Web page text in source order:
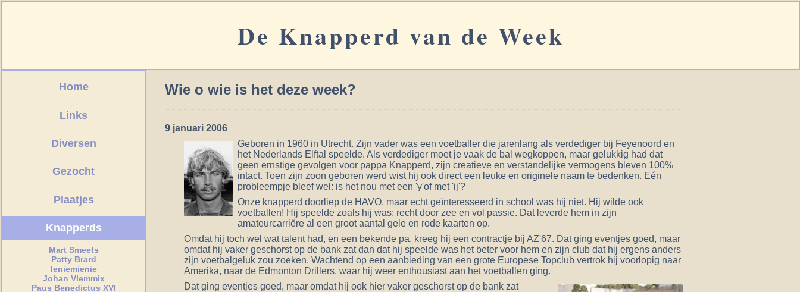
De Knapperd van de Week
Home
Links
Diversen
Gezocht
Plaatjes
Knapperds
Mart Smeets
Patty Brard
Ieniemienie
Johan Vlemmix
Paus Benedictus XVI
Wie o wie is het deze week?
9 januari 2006
Geboren in 1960 in Utrecht. Zijn vader was een voetballer die jarenlang als verdediger bij Feyenoord en
het Nederlands Elftal speelde. Als verdediger moet je vaak de bal wegkoppen, maar gelukkig had dat
geen ernstige gevolgen voor pappa Knapperd, zijn creatieve en verstandelijke vermogens bleven 100%
intact. Toen zijn zoon geboren werd wist hij ook direct een leuke en originele naam te bedenken. Eén
probleempje bleef wel: is het nou met een 'y'of met 'ij'?
Onze knapperd doorliep de HAVO, maar echt geïnteresseerd in school was hij niet. Hij wilde ook
voetballen! Hij speelde zoals hij was: recht door zee en vol passie. Dat leverde hem in zijn
amateurcarriëre al een groot aantal gele en rode kaarten op.
Omdat hij toch wel wat talent had, en een bekende pa, kreeg hij een contractje bij AZ'67. Dat ging eventjes goed, maar
omdat hij vaker geschorst op de bank zat dan dat hij speelde was het beter voor hem en zijn club dat hij ergens anders
zijn voetbalgeluk zou zoeken. Wachtend op een aanbieding van een grote Europese Topclub vertrok hij voorlopig naar
Amerika, naar de Edmonton Drillers, waar hij weer enthousiast aan het voetballen ging.
Dat ging eventjes goed, maar omdat hij ook hier vaker geschorst op de bank zat